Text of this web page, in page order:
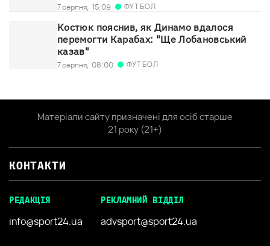
7 серпня, 15:09 ФУТБОЛ
Костюк пояснив, як Динамо вдалося
перемогти Карабах: "Ще Лобановський
казав"
7 серпня, 08:00 ФУТБОЛ
Матеріали сайту призначені для осіб старше
21 року (21+)
КОНТАКТИ
РЕДАКЦІЯ
info@sport24.ua
РЕКЛАМНИЙ ВІДДІЛ
advsport@sport24.ua